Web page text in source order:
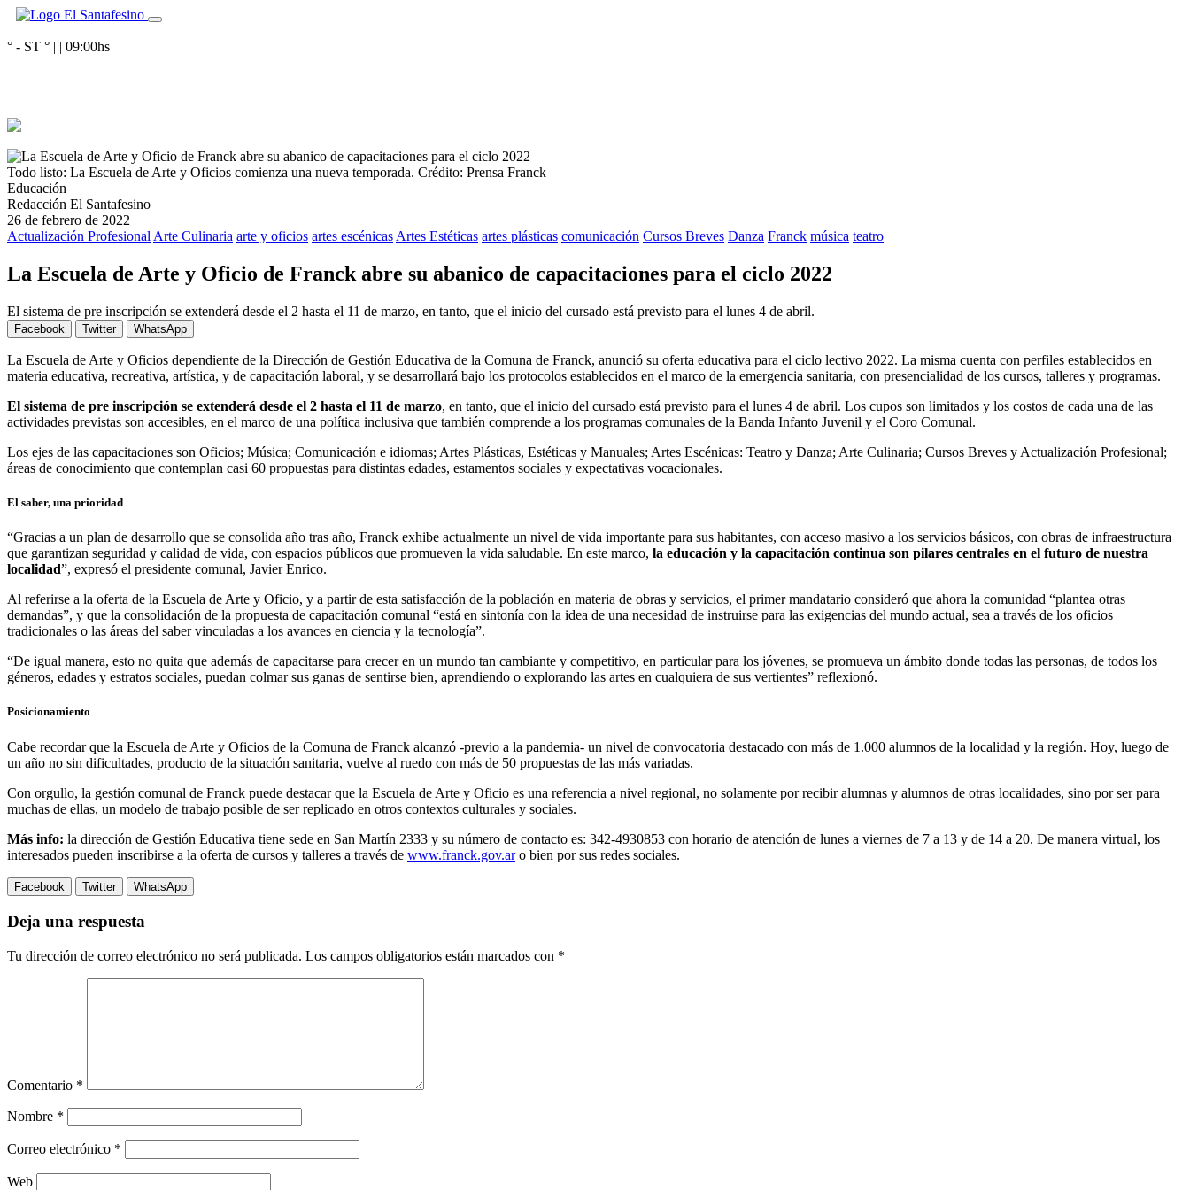
° - ST ° | | 09:00hs
Todo listo: La Escuela de Arte y Oficios comienza una nueva temporada. Crédito: Prensa Franck
Educación
Redacción El Santafesino
26 de febrero de 2022
Actualización Profesional Arte Culinaria arte y oficios artes escénicas Artes Estéticas artes plásticas comunicación Cursos Breves Danza Franck música teatro
La Escuela de Arte y Oficio de Franck abre su abanico de capacitaciones para el ciclo 2022
El sistema de pre inscripción se extenderá desde el 2 hasta el 11 de marzo, en tanto, que el inicio del cursado está previsto para el lunes 4 de abril.
Facebook Twitter WhatsApp
La Escuela de Arte y Oficios dependiente de la Dirección de Gestión Educativa de la Comuna de Franck, anunció su oferta educativa para el ciclo lectivo 2022. La misma cuenta con perfiles establecidos en
materia educativa, recreativa, artística, y de capacitación laboral, y se desarrollará bajo los protocolos establecidos en el marco de la emergencia sanitaria, con presencialidad de los cursos, talleres y programas.
El sistema de pre inscripción se extenderá desde el 2 hasta el 11 de marzo, en tanto, que el inicio del cursado está previsto para el lunes 4 de abril. Los cupos son limitados y los costos de cada una de las
actividades previstas son accesibles, en el marco de una política inclusiva que también comprende a los programas comunales de la Banda Infanto Juvenil y el Coro Comunal.
Los ejes de las capacitaciones son Oficios; Música; Comunicación e idiomas; Artes Plásticas, Estéticas y Manuales; Artes Escénicas: Teatro y Danza; Arte Culinaria; Cursos Breves y Actualización Profesional;
áreas de conocimiento que contemplan casi 60 propuestas para distintas edades, estamentos sociales y expectativas vocacionales.
El saber, una prioridad
“Gracias a un plan de desarrollo que se consolida año tras año, Franck exhibe actualmente un nivel de vida importante para sus habitantes, con acceso masivo a los servicios básicos, con obras de infraestructura
que garantizan seguridad y calidad de vida, con espacios públicos que promueven la vida saludable. En este marco, la educación y la capacitación continua son pilares centrales en el futuro de nuestra
localidad”, expresó el presidente comunal, Javier Enrico.
Al referirse a la oferta de la Escuela de Arte y Oficio, y a partir de esta satisfacción de la población en materia de obras y servicios, el primer mandatario consideró que ahora la comunidad “plantea otras
demandas”, y que la consolidación de la propuesta de capacitación comunal “está en sintonía con la idea de una necesidad de instruirse para las exigencias del mundo actual, sea a través de los oficios
tradicionales o las áreas del saber vinculadas a los avances en ciencia y la tecnología”.
“De igual manera, esto no quita que además de capacitarse para crecer en un mundo tan cambiante y competitivo, en particular para los jóvenes, se promueva un ámbito donde todas las personas, de todos los
géneros, edades y estratos sociales, puedan colmar sus ganas de sentirse bien, aprendiendo o explorando las artes en cualquiera de sus vertientes” reflexionó.
Posicionamiento
Cabe recordar que la Escuela de Arte y Oficios de la Comuna de Franck alcanzó -previo a la pandemia- un nivel de convocatoria destacado con más de 1.000 alumnos de la localidad y la región. Hoy, luego de
un año no sin dificultades, producto de la situación sanitaria, vuelve al ruedo con más de 50 propuestas de las más variadas.
Con orgullo, la gestión comunal de Franck puede destacar que la Escuela de Arte y Oficio es una referencia a nivel regional, no solamente por recibir alumnas y alumnos de otras localidades, sino por ser para
muchas de ellas, un modelo de trabajo posible de ser replicado en otros contextos culturales y sociales.
Más info: la dirección de Gestión Educativa tiene sede en San Martín 2333 y su número de contacto es: 342-4930853 con horario de atención de lunes a viernes de 7 a 13 y de 14 a 20. De manera virtual, los
interesados pueden inscribirse a la oferta de cursos y talleres a través de www.franck.gov.aro bien por sus redes sociales.
Facebook Twitter WhatsApp
Deja una respuesta
Tu dirección de correo electrónico no será publicada. Los campos obligatorios están marcados con *
Comentario *
Nombre *
Correo electrónico *
Web